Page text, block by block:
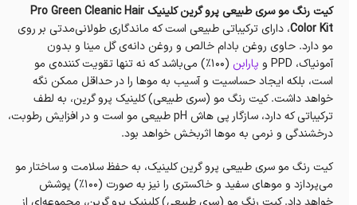
کيت رنگ مو سری طبیعی پرو گرين کلینیک Pro Green Cleanic Hair
Color Kit، دارای ترکیباتی طبیعی است که ماندگاری طولانی‌مدتی بر روی
مو دارد. حاوی روغن بادام خالص و روغن دانه‌ی گل مینا و بدون
آمونیاک، PPD و
پارابن
(۱۰۰٪) می‌باشد که نه تنها تقویت کننده‌ی مو
است، بلکه ایجاد حساسیت و آسیب به موها را در حداقل ممکن نگه
خواهد داشت. کیت رنگ مو (سری طبیعی) کلینیک پرو گرین، به لطف
ترکیباتی که دارد، سازگار پی هاش pH طبیعی مو است و در افزایش‌ رطوبت،
درخشندگی و نرمی به موها اثربخش خواهد بود.
کيت رنگ مو سری طبیعی پرو گرين کلینیک، به حفظ سلامت و ساختار مو
می‌پردازد و موهای سفید و خاکستری را نیز به صورت (۱۰۰٪) پوشش